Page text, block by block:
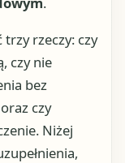
rzeczy: czy
czy nie
bez
czy
Niżej